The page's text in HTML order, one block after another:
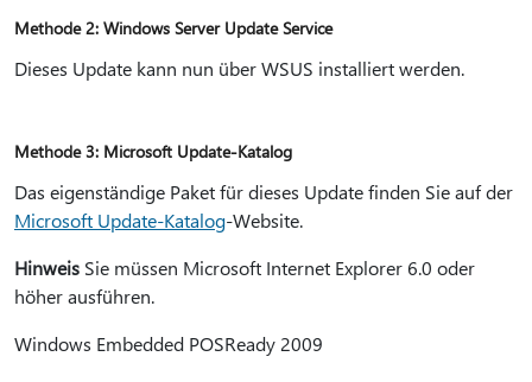
Methode 2: Windows Server Update Service
Dieses Update kann nun über WSUS installiert werden.
Methode 3: Microsoft Update-Katalog
Das eigenständige Paket für dieses Update finden Sie auf der
Microsoft Update-Katalog-Website.
Hinweis Sie müssen Microsoft Internet Explorer 6.0 oder
höher ausführen.
Windows Embedded POSReady 2009